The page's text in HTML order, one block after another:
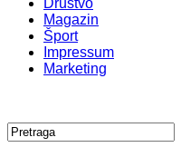
Društvo
Magazin
Šport
Impressum
Marketing